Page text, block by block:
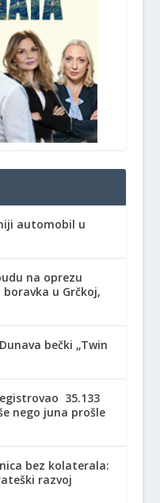
automobil u
na oprezu
u Grčkoj,
bečki „Twin
35.133
nego juna prošle
bez kolaterala:
razvoj